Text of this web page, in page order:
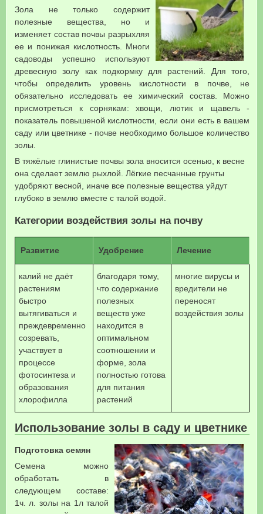
Зола не только содержит
полезные вещества, но и
изменяет состав почвы разрыхляя
ее и понижая кислотность. Многи
садоводы успешно используют
древесную золу как подкормку для растений. Для того,
чтобы определить уровень кислотности в почве, не
обязательно исследовать ее химический состав. Можно
присмотреться к сорнякам: хвощи, лютик и щавель -
показатель повышеной кислотности, если они есть в вашем
саду или цветнике - почве необходимо большое количество
золы.
В тяжёлые глинистые почвы зола вносится осенью, к весне
она сделает землю рыхлой. Лёгкие песчанные грунты
удобряют весной, иначе все полезные вещества уйдут
глубоко в землю вместе с талой водой.
Категории воздействия золы на почву
Развитие Удобрение Лечение
калий не даёт
растениям
быстро
вытягиваться и
преждевременно
созревать,
участвует в
процессе
фотосинтеза и
образования
хлорофилла
благодаря тому,
что содержание
полезных
веществ уже
находится в
оптимальном
соотношении и
форме, зола
полностью готова
для питания
растений
многие вирусы и
вредители не
переносят
воздействия золы
Использование золы в саду и цветнике
Подготовка семян
Семена можно
обработать в
следующем составе:
1ч. л. золы на 1л талой